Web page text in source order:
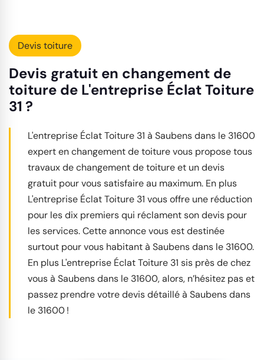
Devis toiture
Devis gratuit en changement de
toiture de L'entreprise Éclat Toiture
31 ?
L'entreprise Éclat Toiture 31 à Saubens dans le 31600
expert en changement de toiture vous propose tous
travaux de changement de toiture et un devis
gratuit pour vous satisfaire au maximum. En plus
L'entreprise Éclat Toiture 31 vous offre une réduction
pour les dix premiers qui réclament son devis pour
les services. Cette annonce vous est destinée
surtout pour vous habitant à Saubens dans le 31600.
En plus L'entreprise Éclat Toiture 31 sis près de chez
vous à Saubens dans le 31600, alors, n’hésitez pas et
passez prendre votre devis détaillé à Saubens dans
le 31600 !